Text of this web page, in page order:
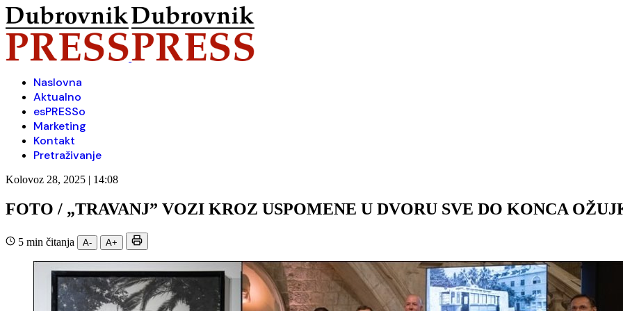
Naslovna
Aktualno
esPRESSo
Marketing
Kontakt
Pretraživanje
Kolovoz 28, 2025 | 14:08
FOTO / „TRAVANJ” VOZI KROZ USPOMENE U DVORU SVE DO KONCA
5 min čitanja A- A+